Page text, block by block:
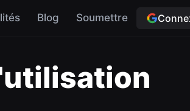
Blog Soumettre